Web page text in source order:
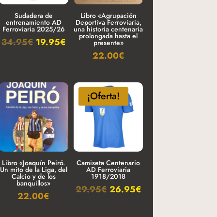
Sudadera de
entrenamiento AD
Ferroviaria 2025/26
34.95€ 19.95€
Libro «Agrupación
Deportiva Ferroviaria,
una historia centenaria
prolongada hasta el
presente»
22.00€
Libro «Joaquín Peiró.
Un mito de la Liga, del
Calcio y de los
banquillos»
22.00€
¡Oferta!
Camiseta Centenario
AD Ferroviaria
1918/2018
29.95€ 26.95€